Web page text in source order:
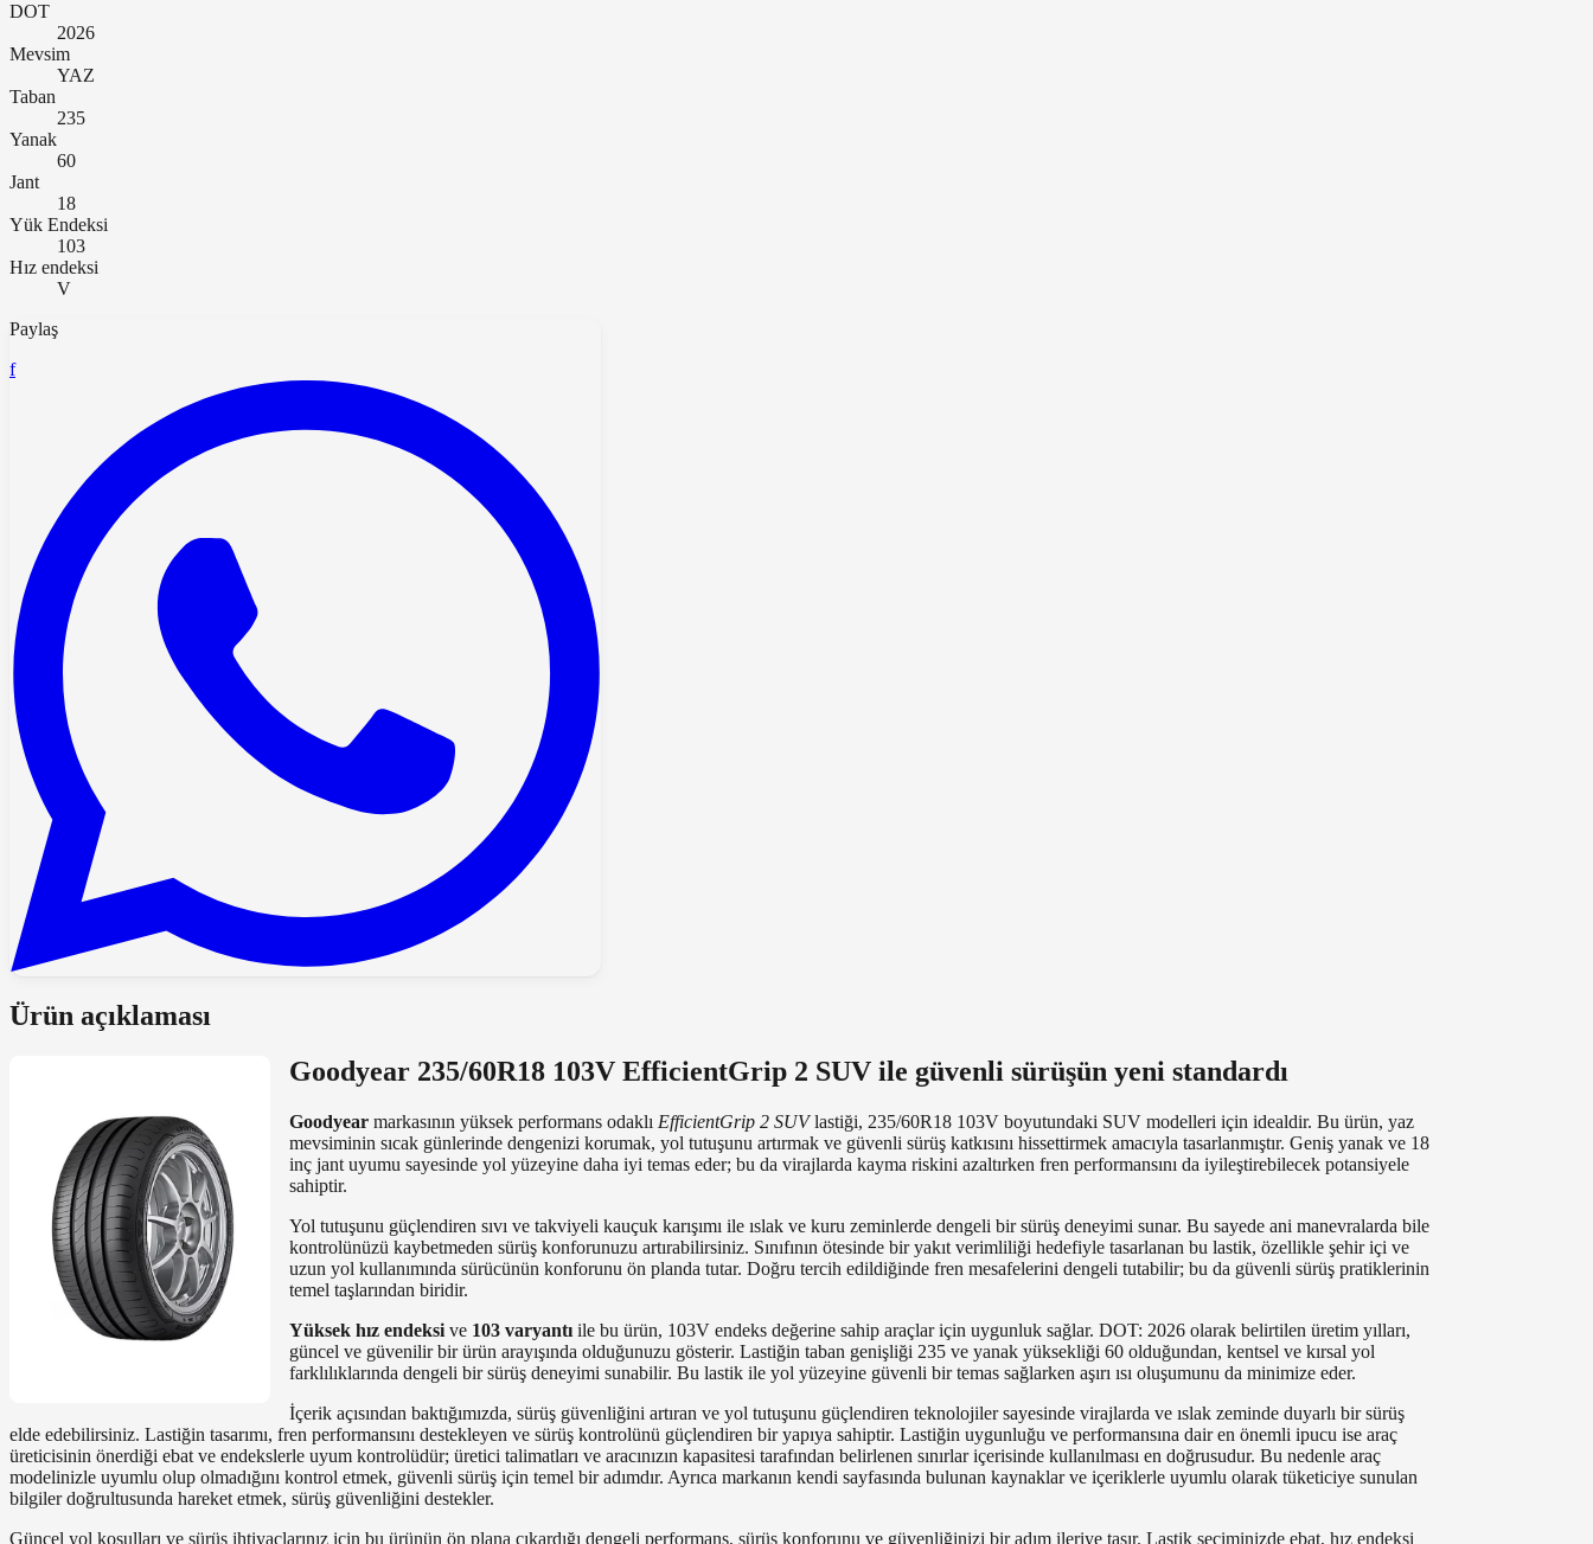
DOT
2026
Mevsim
YAZ
Taban
235
Yanak
60
Jant
18
Yük Endeksi
103
Hız endeksi
V
Paylaş
f
Ürün açıklaması
Goodyear 235/60R18 103V EfficientGrip 2 SUV ile güvenli sürüşün yeni standardı
Goodyear markasının yüksek performans odaklı EfficientGrip 2 SUVlastiği, 235/60R18 103V boyutundaki SUV modelleri için idealdir. Bu ürün, yaz
mevsiminin sıcak günlerinde dengenizi korumak, yol tutuşunu artırmak ve güvenli sürüş katkısını hissettirmek amacıyla tasarlanmıştır. Geniş yanak ve 18
inç jant uyumu sayesinde yol yüzeyine daha iyi temas eder; bu da virajlarda kayma riskini azaltırken fren performansını da iyileştirebilecek potansiyele
sahiptir.
Yol tutuşunu güçlendiren sıvı ve takviyeli kauçuk karışımı ile ıslak ve kuru zeminlerde dengeli bir sürüş deneyimi sunar. Bu sayede ani manevralarda bile
kontrolünüzü kaybetmeden sürüş konforunuzu artırabilirsiniz. Sınıfının ötesinde bir yakıt verimliliği hedefiyle tasarlanan bu lastik, özellikle şehir içi ve
uzun yol kullanımında sürücünün konforunu ön planda tutar. Doğru tercih edildiğinde fren mesafelerini dengeli tutabilir; bu da güvenli sürüş pratiklerinin
temel taşlarından biridir.
Yüksek hız endeksi ve 103 varyantı ile bu ürün, 103V endeks değerine sahip araçlar için uygunluk sağlar. DOT: 2026 olarak belirtilen üretim yılları,
güncel ve güvenilir bir ürün arayışında olduğunuzu gösterir. Lastiğin taban genişliği 235 ve yanak yüksekliği 60 olduğundan, kentsel ve kırsal yol
farklılıklarında dengeli bir sürüş deneyimi sunabilir. Bu lastik ile yol yüzeyine güvenli bir temas sağlarken aşırı ısı oluşumunu da minimize eder.
İçerik açısından baktığımızda, sürüş güvenliğini artıran ve yol tutuşunu güçlendiren teknolojiler sayesinde virajlarda ve ıslak zeminde duyarlı bir sürüş
elde edebilirsiniz. Lastiğin tasarımı, fren performansını destekleyen ve sürüş kontrolünü güçlendiren bir yapıya sahiptir. Lastiğin uygunluğu ve performansına dair en önemli ipucu ise araç
üreticisinin önerdiği ebat ve endekslerle uyum kontrolüdür; üretici talimatları ve aracınızın kapasitesi tarafından belirlenen sınırlar içerisinde kullanılması en doğrusudur. Bu nedenle araç
modelinizle uyumlu olup olmadığını kontrol etmek, güvenli sürüş için temel bir adımdır. Ayrıca markanın kendi sayfasında bulunan kaynaklar ve içeriklerle uyumlu olarak tüketiciye sunulan
bilgiler doğrultusunda hareket etmek, sürüş güvenliğini destekler.
Güncel yol koşulları ve sürüş ihtiyaçlarınız için bu ürünün ön plana çıkardığı dengeli performans, sürüş konforunu ve güvenliğinizi bir adım ileriye taşır. Lastik seçiminizde ebat, hız endeksi